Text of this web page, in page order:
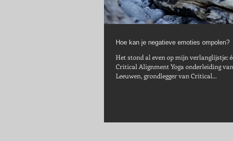
Hoe kan je negatieve emoties ompolen?
Het stond al even op mijn verlanglijstje: één week
Critical Alignment Yoga onderleiding van Gert Van
Leeuwen, grondlegger van Critical...